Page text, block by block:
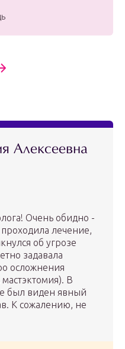
Алексеевна
Очень обидно -
лечение,
об угрозе
задавала
осложнения
В
был виден явный
К сожалению, не